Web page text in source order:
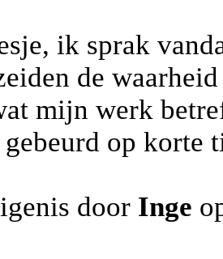
ik sprak
de
mijn werk
op
door Inge